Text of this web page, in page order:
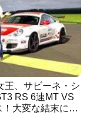
王、サビーネ・シ
RS 6速MT VS
！大変な結末に…